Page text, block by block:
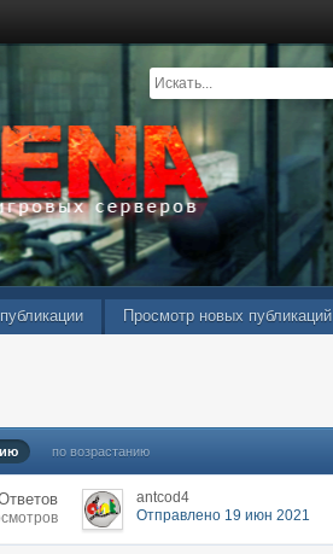
Просмотр новых публикаций
по возрастанию
antcod4
Отправлено 19 июн 2021